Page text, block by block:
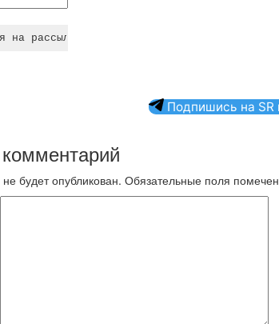
Подпишись на SR
будет опубликован. Обязательные поля